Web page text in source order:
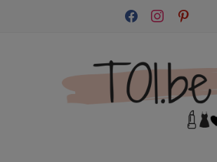
facebookinstagrampinterest